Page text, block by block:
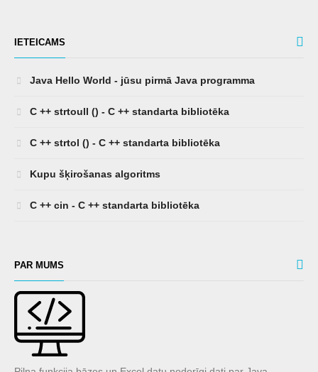
IETEICAMS
Java Hello World - jūsu pirmā Java programma
C ++ strtoull () - C ++ standarta bibliotēka
C ++ strtol () - C ++ standarta bibliotēka
Kupu šķirošanas algoritms
C ++ cin - C ++ standarta bibliotēka
PAR MUMS